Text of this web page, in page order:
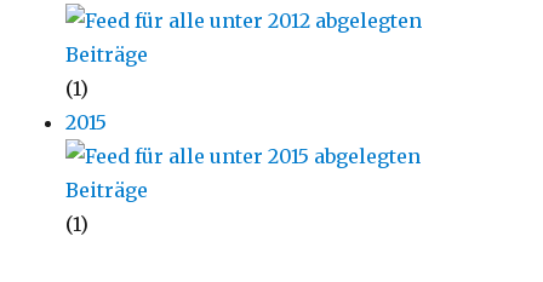
(1)
2015
(1)